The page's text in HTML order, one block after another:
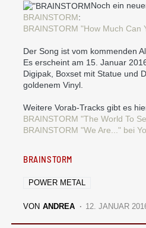
Noch ein
BRAINSTORM:
BRAINSTORM "How Much Can
Der Song ist vom kommenden
Es erscheint am 15. Januar
Digipak, Boxset mit Statue und
goldenem Vinyl.
Weitere Vorab-Tracks gibt es
BRAINSTORM "The World To
BRAINSTORM "We Are..." bei
BRAINSTORM
POWER METAL
VON ANDREA 12. JANUAR